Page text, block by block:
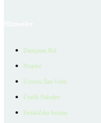
Danışman Bul
Projeler
Ücretsiz İlan Verin
Üyelik Paketleri
EmlakZeka Asistan